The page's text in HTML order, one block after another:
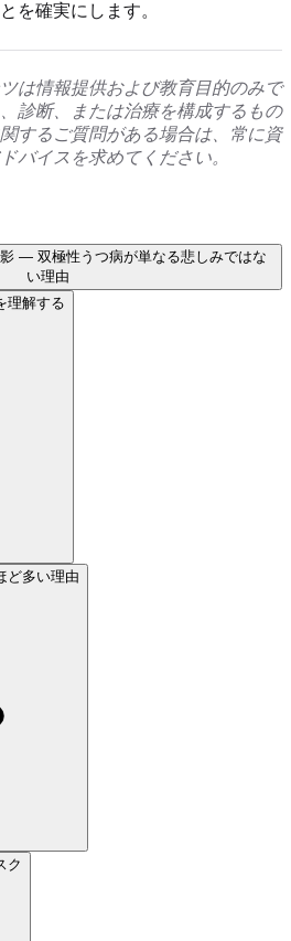
を確実にします。
は情報提供および教育目的のみで
診断、または治療を構成するもの
するご質問がある場合は、常に資
バイスを求めてください。
— 双極性うつ病が単なる悲しみではな
い理由
理解する
ど多い理由
ク